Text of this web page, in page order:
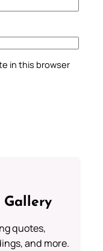
in this browser
Gallery
quotes,
and more.